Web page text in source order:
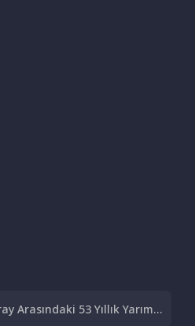
Arasındaki 53 Yıllık Yarım